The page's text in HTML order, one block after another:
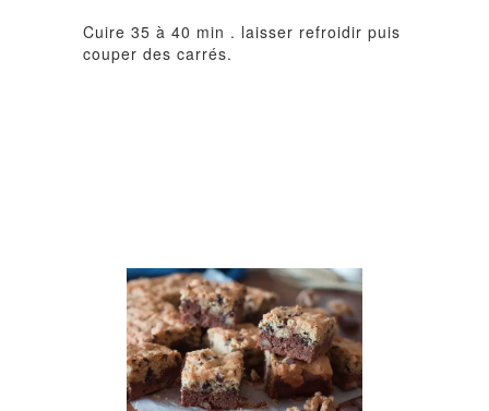
Cuire 35 à 40 min . laisser refroidir puis
couper des carrés.